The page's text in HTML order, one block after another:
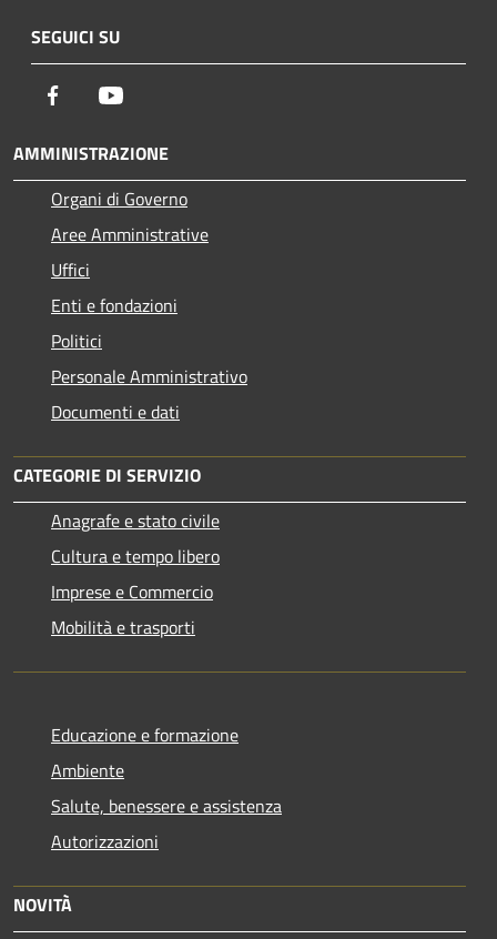
SEGUICI SU
Facebook
AMMINISTRAZIONE
Organi di Governo
Aree Amministrative
Uffici
Enti e fondazioni
Politici
Personale Amministrativo
Documenti e dati
CATEGORIE DI SERVIZIO
Anagrafe e stato civile
Cultura e tempo libero
Imprese e Commercio
Mobilità e trasporti
Educazione e formazione
Ambiente
Salute, benessere e assistenza
Autorizzazioni
NOVITÀ